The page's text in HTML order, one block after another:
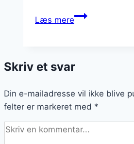
Læs mereSnobrødsdej
grill
Skriv et svar
Din e-mailadresse vil ikke blive
felter er markeret med *